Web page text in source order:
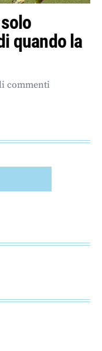
quando la
commenti